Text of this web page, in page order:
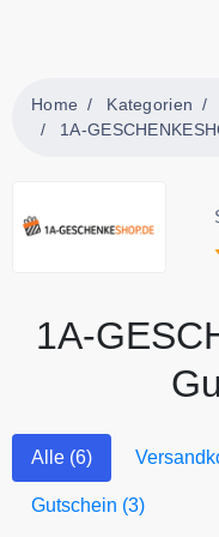
Home Kategorien
1A-
1A-
Alle (6)
Gutschein (3)